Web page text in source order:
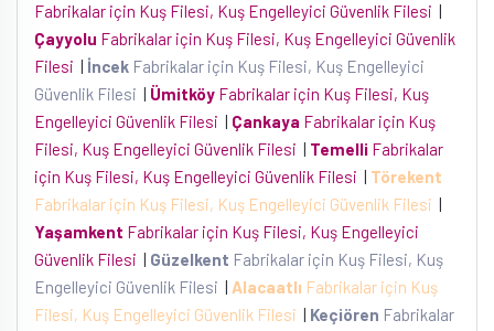
Fabrikalar için Kuş Filesi, Kuş Engelleyici Güvenlik Filesi |
Çayyolu Fabrikalar için Kuş Filesi, Kuş Engelleyici Güvenlik
Filesi | İncek Fabrikalar için Kuş Filesi, Kuş Engelleyici
Güvenlik Filesi | Ümitköy Fabrikalar için Kuş Filesi, Kuş
Engelleyici Güvenlik Filesi | Çankaya Fabrikalar için Kuş
Filesi, Kuş Engelleyici Güvenlik Filesi | Temelli Fabrikalar
için Kuş Filesi, Kuş Engelleyici Güvenlik Filesi | Törekent
Fabrikalar için Kuş Filesi, Kuş Engelleyici Güvenlik Filesi |
Yaşamkent Fabrikalar için Kuş Filesi, Kuş Engelleyici
Güvenlik Filesi | Güzelkent Fabrikalar için Kuş Filesi, Kuş
Engelleyici Güvenlik Filesi | Alacaatlı Fabrikalar için Kuş
Filesi, Kuş Engelleyici Güvenlik Filesi | Keçiören Fabrikalar